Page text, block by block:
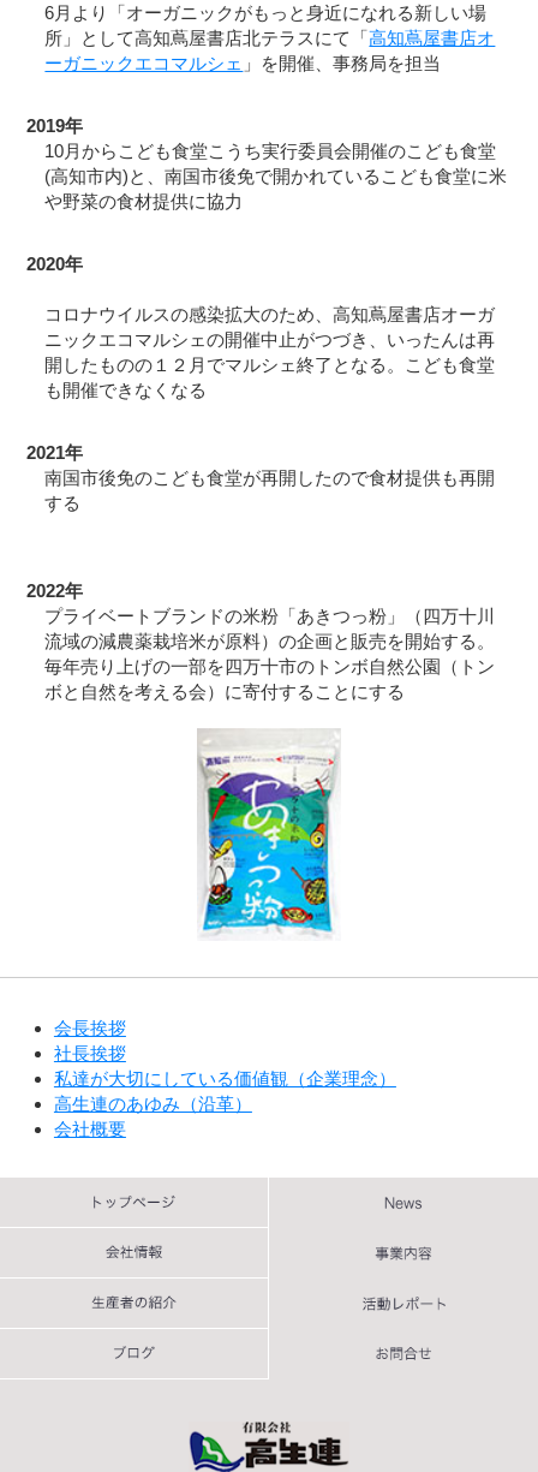
6月より「オーガニックがもっと身近になれる新しい場
所」として高知蔦屋書店北テラスにて「高知蔦屋書店オ
ーガニックエコマルシェ 」を開催、事務局を担当
2019年
10月からこども食堂こうち実行委員会開催のこども食堂
(高知市内)と、南国市後免で開かれているこども食堂に米
や野菜の食材提供に協力
2020年
コロナウイルスの感染拡大のため、高知蔦屋書店オーガ
ニックエコマルシェの開催中止がつづき、いったんは再
開したものの１２月でマルシェ終了となる。こども食堂
も開催できなくなる
2021年
南国市後免のこども食堂が再開したので食材提供も再開
する
2022年
プライベートブランドの米粉「あきつっ粉」（四万十川
流域の減農薬栽培米が原料）の企画と販売を開始する。
毎年売り上げの一部を四万十市のトンボ自然公園（トン
ボと自然を考える会）に寄付することにする
会長挨拶
社長挨拶
私達が大切にしている価値観（企業理念）
高生連のあゆみ（沿革）
会社概要